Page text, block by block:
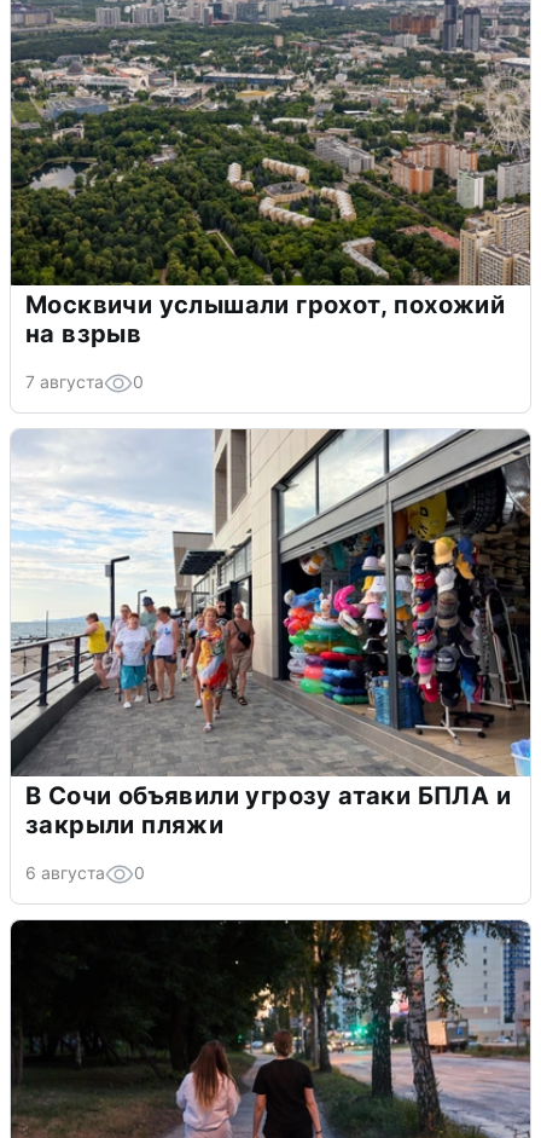
Москвичи услышали грохот, похожий
на взрыв
7 августа 0
В Сочи объявили угрозу атаки БПЛА и
закрыли пляжи
6 августа 0